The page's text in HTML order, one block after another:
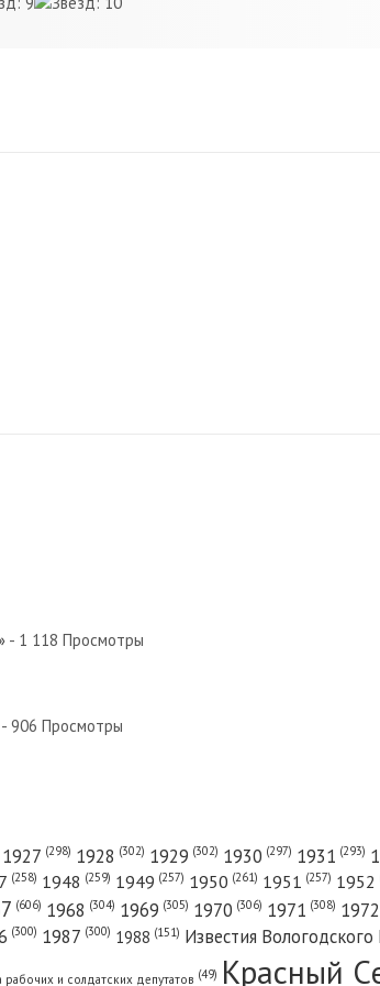
- 1 118 Просмотры
- 906 Просмотры
1927 (298) 1928 (302) 1929 (302) 1930 (297) 1931 (293)
(258) 1948 (259) 1949 (257) 1950 (261) 1951 (257) 1952
(606) 1968 (304) 1969 (305) 1970 (306) 1971 (308) 1972
(300) 1987 (300) 1988 (151) Известия
и солдатских депутатов (49) Красный